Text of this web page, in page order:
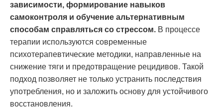
зависимости, формирование навыков
самоконтроля и обучение альтернативным
способам справляться со стрессом. В процессе
терапии используются современные
психотерапевтические методики, направленные на
снижение тяги и предотвращение рецидивов. Такой
подход позволяет не только устранить последствия
употребления, но и заложить основу для устойчивого
восстановления.